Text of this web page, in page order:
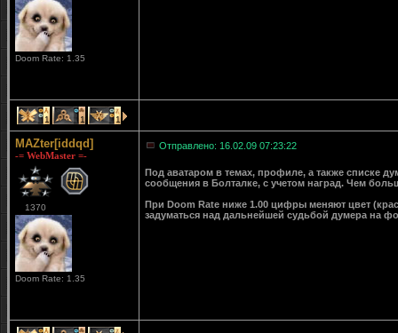
Doom Rate: 1.35
1 1 1
MAZter[iddqd]
-= WebMaster =-
1370
Doom Rate: 1.35
Отправлено: 16.02.09 07:23:22
Под аватаром в темах, профиле, а также списке
сообщения в Болталке, с учетом наград. Чем
При Doom Rate ниже 1.00 цифры меняют цвет
задуматься над дальнейшей судьбой думера на